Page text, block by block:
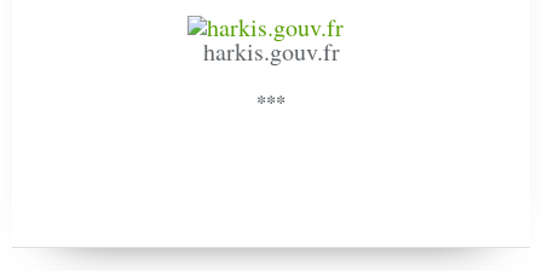
harkis.gouv.fr
***